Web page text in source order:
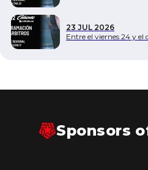
23 JUL 2026
Entre el viernes 24 y
Sponsors